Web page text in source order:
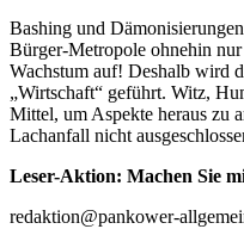
Bashing und
Bürger-Metropole ohnehin
Wachstum auf! Deshalb wird
„Wirtschaft“ geführt. Witz,
Mittel, um Aspekte heraus zu
Lachanfall nicht
Leser-Aktion: Machen Sie
redaktion@pankower-